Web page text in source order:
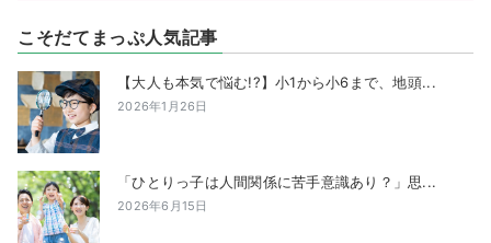
こそだてまっぷ人気記事
【大人も本気で悩む!?】小1から小6まで、地頭...
2026年1月26日
「ひとりっ子は人間関係に苦手意識あり？」思...
2026年6月15日